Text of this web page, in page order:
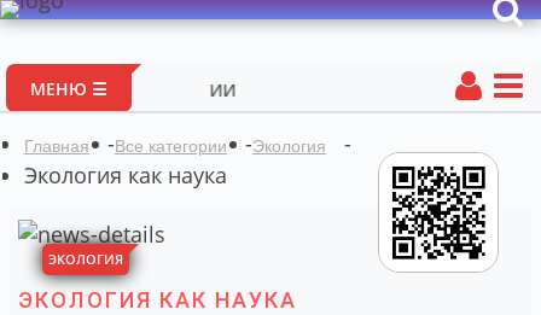
МЕНЮ ☰ Портал
Главная -Все категории -Экология
-
Экология как наука
ЭКОЛОГИЯ
ЭКОЛОГИЯ КАК НАУКА